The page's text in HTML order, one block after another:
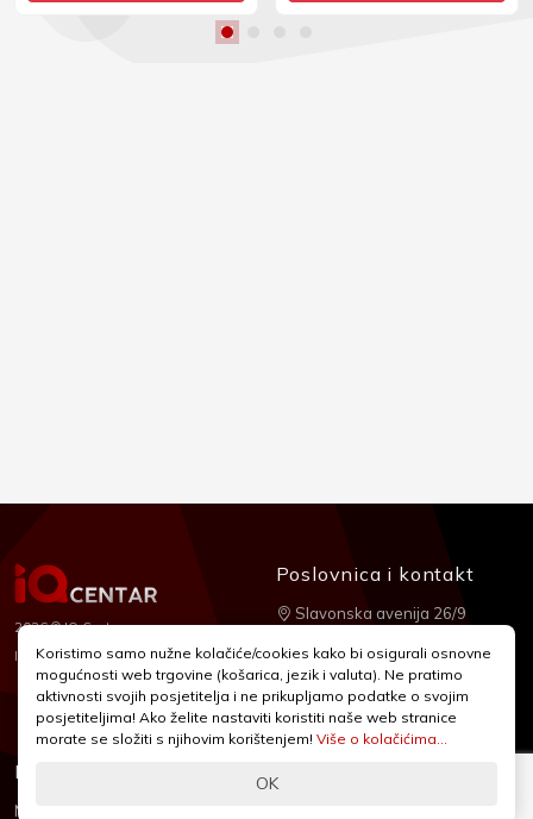
2026 © IQ Centar
Izrada:Nubilus
Informacije
Novosti & Promocije
Podrška
Poslovnica i kontakt
Slavonska avenija 26/9
+385 1 2455 950
webshop@iqcentar.hr
Pon - Pet od 9 - 17h
Koristimo samo nužne kolačiće/cookies kako bi osigurali osnovne
mogućnosti web trgovine (košarica, jezik i valuta). Ne pratimo
aktivnosti svojih posjetitelja i ne prikupljamo podatke o svojim
posjetiteljima! Ako želite nastaviti koristiti naše web stranice
morate se složiti s njihovim korištenjem! Više o kolačićima...
OK